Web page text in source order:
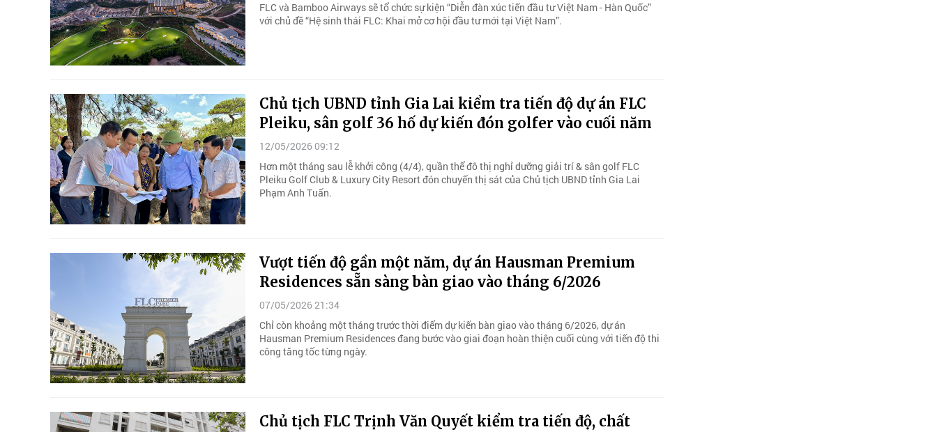
FLC và Bamboo Airways sẽ tổ chức sự kiện “Diễn đàn xúc tiến đầu tư Việt Nam - Hàn Quốc”
với chủ đề “Hệ sinh thái FLC: Khai mở cơ hội đầu tư mới tại Việt Nam”.
Chủ tịch UBND tỉnh Gia Lai kiểm tra tiến độ dự án FLC
Pleiku, sân golf 36 hố dự kiến đón golfer vào cuối năm
12/05/2026 09:12
Hơn một tháng sau lễ khởi công (4/4), quần thể đô thị nghỉ dưỡng giải trí & sân golf FLC
Pleiku Golf Club & Luxury City Resort đón chuyến thị sát của Chủ tịch UBND tỉnh Gia Lai
Phạm Anh Tuấn.
Vượt tiến độ gần một năm, dự án Hausman Premium
Residences sẵn sàng bàn giao vào tháng 6/2026
07/05/2026 21:34
Chỉ còn khoảng một tháng trước thời điểm dự kiến bàn giao vào tháng 6/2026, dự án
Hausman Premium Residences đang bước vào giai đoạn hoàn thiện cuối cùng với tiến độ thi
công tăng tốc từng ngày.
Chủ tịch FLC Trịnh Văn Quyết kiểm tra tiến độ, chất